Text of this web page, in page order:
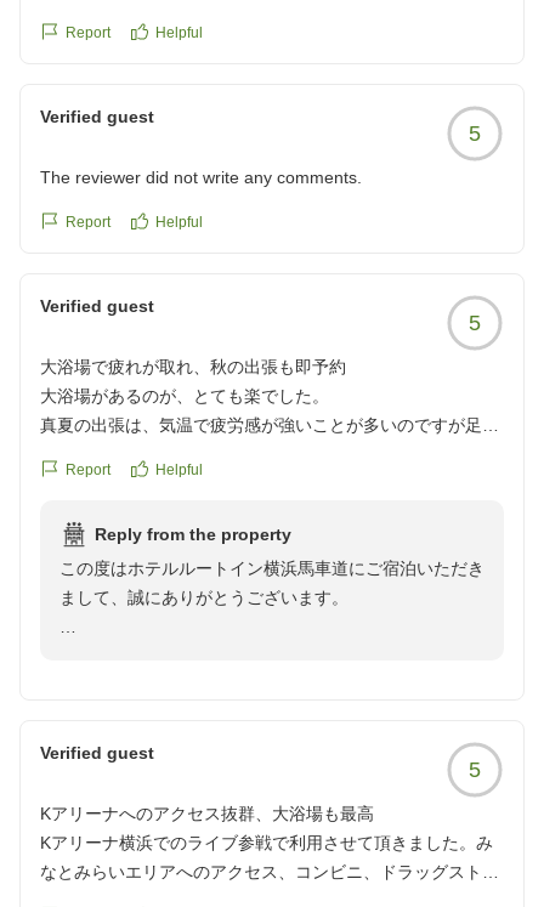
Report Helpful
Verified guest
5
The reviewer did not write any comments.
Report Helpful
Verified guest
5
大浴場で疲れが取れ、秋の出張も即予約
大浴場があるのが、とても楽でした。
真夏の出張は、気温で疲労感が強いことが多いのですが足を
秋にも同じ場所に出張があるので、すぐに予約追加しまし
ありがとうございました。
クチコミの詳細はこちらから
https://review.travel.rakuten.co.jp/hotel/voice/68268?
reviewId=33123478276869
Report Helpful
Reply from the property
この度はホテルルートイン横浜馬車道にご宿泊いただき
まして、誠にありがとうございます。
が、
リフレッシュしていただけたのであれば何よりでござい
Verified guest
5
Kアリーナへのアクセス抜群、大浴場も最高
Kアリーナ横浜でのライブ参戦で利用させて頂きました。み
なとみらいエリアへのアクセス、コンビニ、ドラッグストア